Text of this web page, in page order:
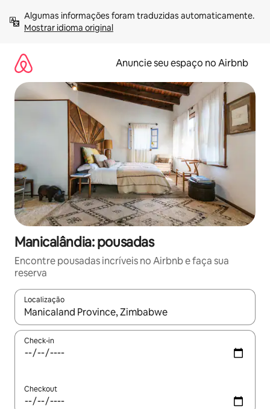
para
Mostrar idioma original
Anuncie seu espaço no Airbnb
Manicalândia: pousadas
Encontre pousadas incríveis no Airbnb e faça sua
reserva
Localização
Quando os resultados estiverem disponíveis, explore-os
Check-in
Checkout